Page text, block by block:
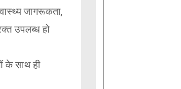
जागरूकता,
उपलब्ध हो
के साथ ही